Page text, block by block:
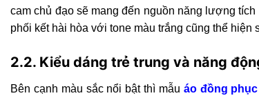
cam chủ đạo sẽ mang đến nguồn năng lượng
phối kết hài hòa với tone màu trắng cũng thể hiện
2.2. Kiểu dáng trẻ trung và năng
Bên cạnh màu sắc nổi bật thì mẫu áo đồng phục